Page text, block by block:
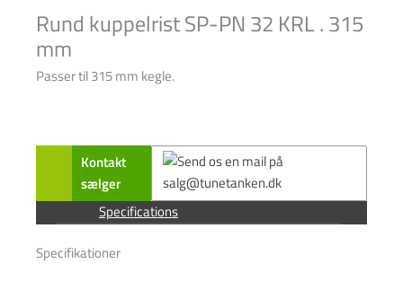
Rund kuppelrist SP-PN 32 KRL . 315
mm
Passer til 315 mm kegle.
Kontakt
sælger
Specifications
Specifikationer